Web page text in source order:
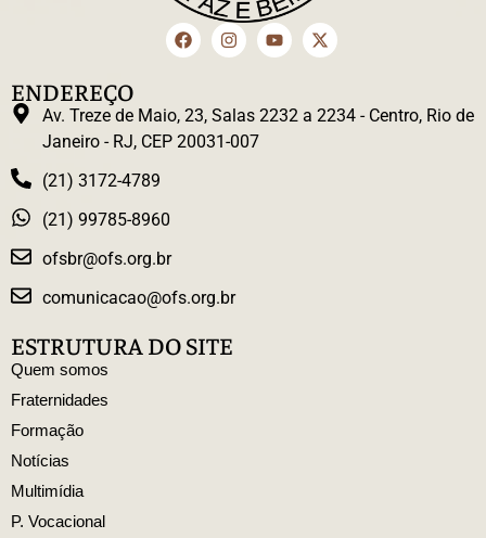
ENDEREÇO
Av. Treze de Maio, 23, Salas 2232 a 2234 - Centro, Rio de
Janeiro - RJ, CEP 20031-007
(21) 3172-4789
(21) 99785-8960
ofsbr@ofs.org.br
comunicacao@ofs.org.br
ESTRUTURA DO SITE
Quem somos
Fraternidades
Formação
Notícias
Multimídia
P. Vocacional